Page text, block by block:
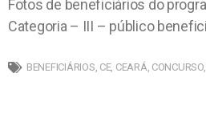
Fotos de beneficiários do
Categoria – III – público
BENEFICIÁRIOS, CE, CEARÁ, CONCURSO,